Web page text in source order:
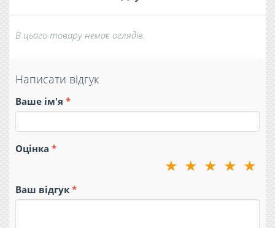
В цього товару немає оглядів.
Написати відгук
Ваше ім'я
Оцінка
★
★
★
★
★
Ваш відгук